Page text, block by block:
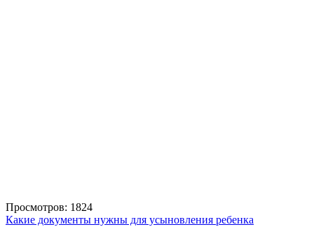
Просмотров: 1824
Какие документы нужны для усыновления ребенка